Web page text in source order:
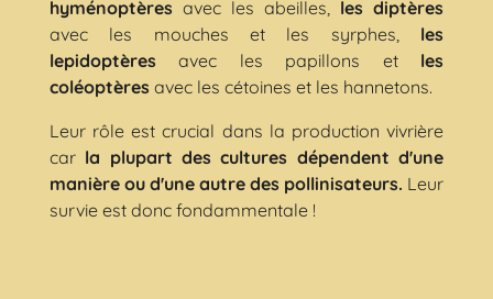
hyménoptèresavec les abeilles, les diptères
avec les mouches et les syrphes,les
lepidoptèresavec les papillons et les
coléoptèresavec les cétoines et les hannetons.
Leur rôle est crucial dans la production vivrière
car la plupart des cultures dépendent d'une
manière ou d'une autre des pollinisateurs. Leur
survie est donc fondammentale !